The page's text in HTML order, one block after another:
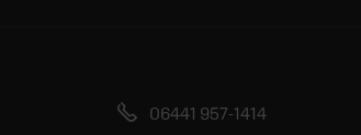
06441 957-1414